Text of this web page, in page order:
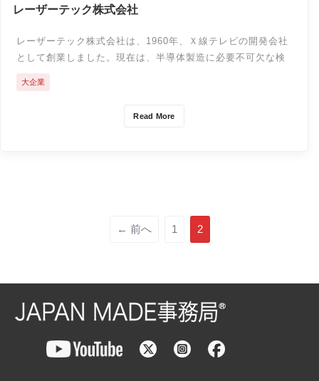
レーザーテック株式会社
レーザーテック株式会社は、1960年、Ｘ線テレビの開発会社
として創業しました。現在は、半導体製造に必要不可欠な検
Read More
⼤企業
← 前へ 1 2